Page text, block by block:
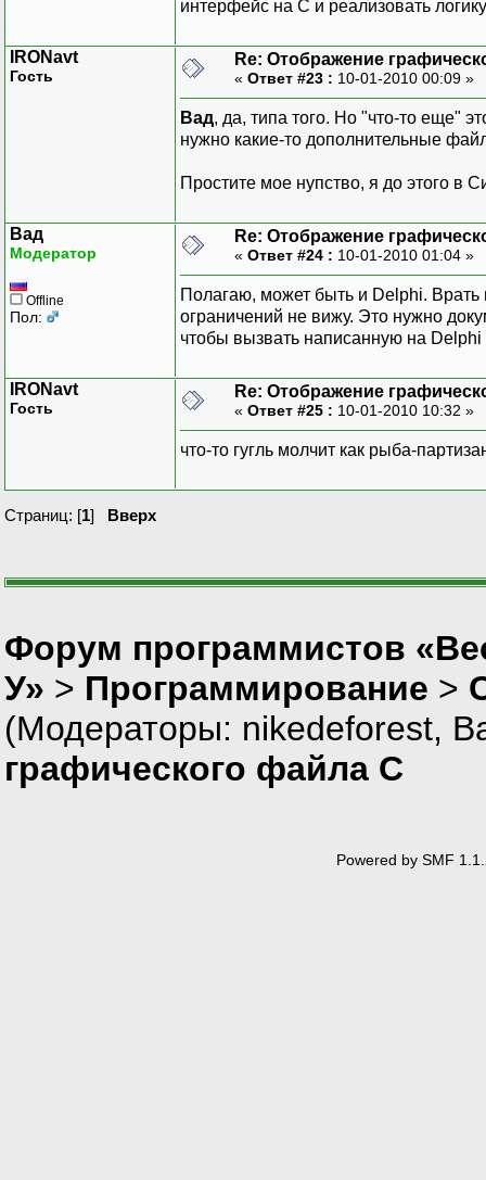
интерфейс на C и реализовать
IRONavt
Гость
Re: Отображение
« Ответ #23 : 10-01-2010 00:09 »
Вад, да, типа того. Но "что-то еще"
нужно какие-то дополнительные
Простите мое нупство, я до этого в
Вад
Модератор
Offline
Пол:
Re: Отображение
« Ответ #24 : 10-01-2010 01:04 »
Полагаю, может быть и Delphi. Врать
ограничений не вижу. Это нужно
чтобы вызвать написанную на
IRONavt
Гость
Re: Отображение
« Ответ #25 : 10-01-2010 10:32 »
что-то гугль молчит как рыба-
Страниц: [1] Вверх
Форум программистов
У» > Программирование >
(Модераторы: nikedeforest,
графического файла C
Powered by SMF